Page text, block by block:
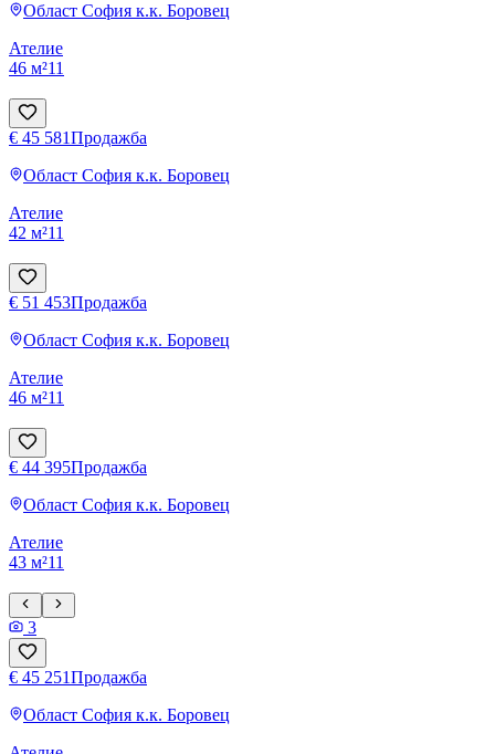
Област София к.к. Боровец
Ателие
46 м²11
€ 45 581Продажба
Област София к.к. Боровец
Ателие
42 м²11
€ 51 453Продажба
Област София к.к. Боровец
Ателие
46 м²11
€ 44 395Продажба
Област София к.к. Боровец
Ателие
43 м²11
3
€ 45 251Продажба
Област София к.к. Боровец